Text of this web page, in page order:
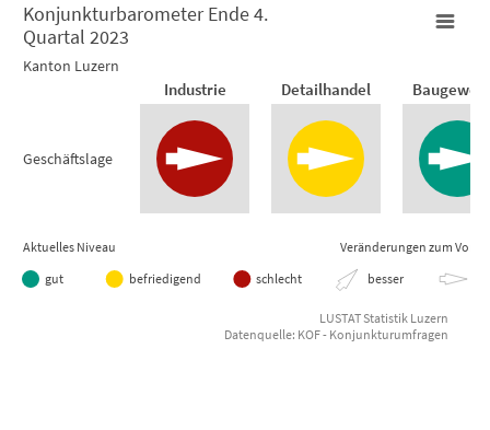
Konjunkturbarometer Ende 4. Quartal 2023
View as data table, Konjunkturbarometer Ende 4. Quartal
Geschäftslage
Industrie Detailhandel
Aktuelles Niveau
Veränderungen zum
gut
befriedigend schlecht besser
Konjunkturbarometer Ende 4.
Quartal 2023
Kanton Luzern
LUSTAT Statistik Luzern
Datenquelle: KOF - Konjunkturumfragen